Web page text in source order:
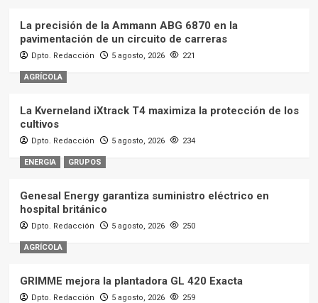
La precisión de la Ammann ABG 6870 en la
pavimentación de un circuito de carreras
Dpto. Redacción 5 agosto, 2026 221
AGRÍCOLA
La Kverneland iXtrack T4 maximiza la protección de los
cultivos
Dpto. Redacción 5 agosto, 2026 234
ENERGIA GRUPOS
Genesal Energy garantiza suministro eléctrico en
hospital británico
Dpto. Redacción 5 agosto, 2026 250
AGRÍCOLA
GRIMME mejora la plantadora GL 420 Exacta
Dpto. Redacción 5 agosto, 2026 259